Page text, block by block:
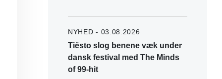
NYHED - 03.08.2026
Tiësto slog benene væk under
dansk festival med The Minds
of 99-hit